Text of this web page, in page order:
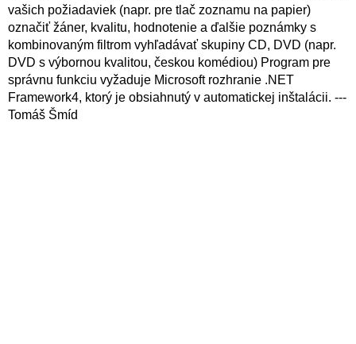
vašich požiadaviek (napr. pre tlač zoznamu na papier)
označiť žáner, kvalitu, hodnotenie a ďalšie poznámky s
kombinovaným filtrom vyhľadávať skupiny CD, DVD (napr.
DVD s výbornou kvalitou, českou komédiou) Program pre
správnu funkciu vyžaduje Microsoft rozhranie .NET
Framework4, ktorý je obsiahnutý v automatickej inštalácii. ---
Tomáš Šmíd